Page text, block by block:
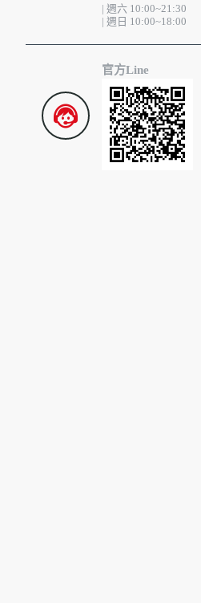
| 週六 10:00~21:30
| 週日 10:00~18:00
官方Line